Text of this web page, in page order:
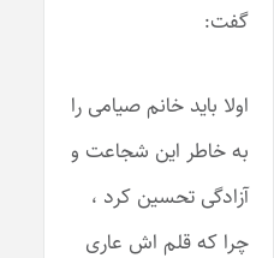
گفت:
اولا باید خانم صیامی را
به خاطر این شجاعت و
آزادگی تحسین کرد ،
چرا که قلم اش عاری